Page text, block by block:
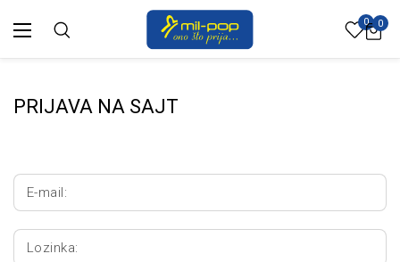
0 0
PRIJAVA NA SAJT
E-mail:
Lozinka: